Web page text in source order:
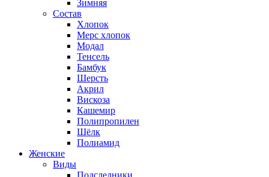
Зимняя
Состав
Хлопок
Мерс хлопок
Модал
Тенсель
Бамбук
Шерсть
Акрил
Вискоза
Кашемир
Полипропилен
Шёлк
Полиамид
Женские
Виды
Подследники